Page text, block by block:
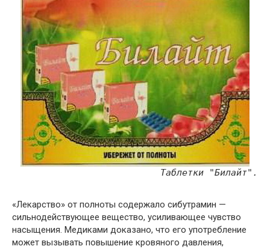
Таблетки "Билайт".
«Лекарство» от полноты содержало сибутрамин —
сильнодействующее вещество, усиливающее чувство
насыщения. Медиками доказано, что его употребление
может вызывать повышение кровяного давления,